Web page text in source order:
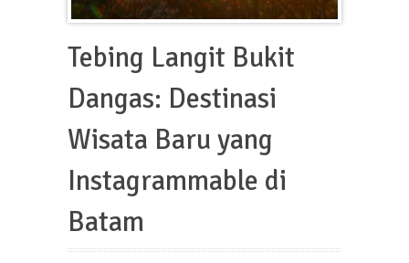
Tebing Langit Bukit
Dangas: Destinasi
Wisata Baru yang
Instagrammable di
Batam